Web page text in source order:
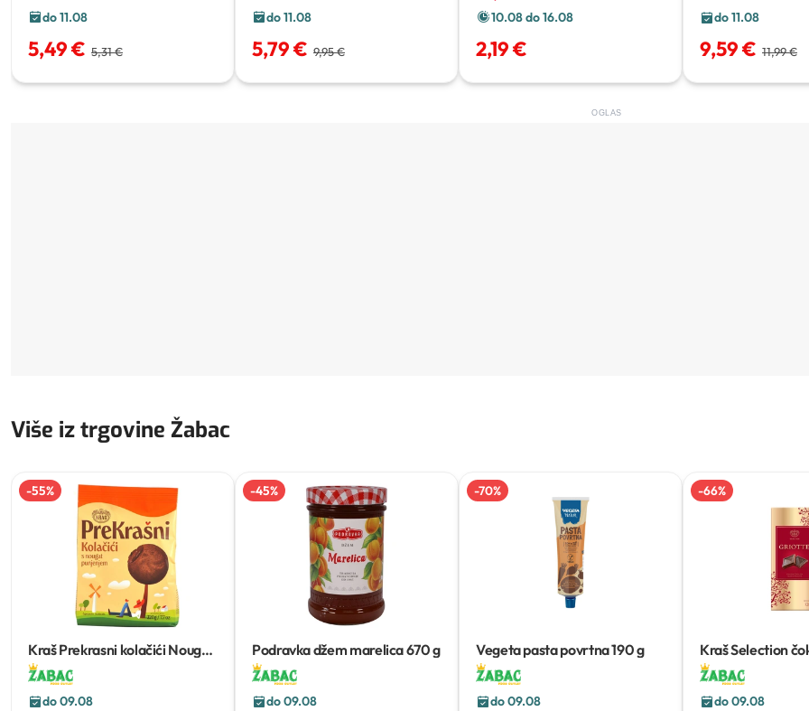
do 11.08
5,49 € 5,31 €
do 11.08
5,79 € 9,95 €
10.08 do 16.08
2,19 €
do 11.08
9,59 € 11,99 €
OGLAS
Više iz trgovine Žabac
-55%
Kraš Prekrasni kolačići Nougat
220 g
do 09.08
-45%
Podravka džem marelica670 g
do 09.08
-70%
Vegeta pasta povrtna190 g
do 09.08
-66%
Kraš Selection
Griotte
do 09.08